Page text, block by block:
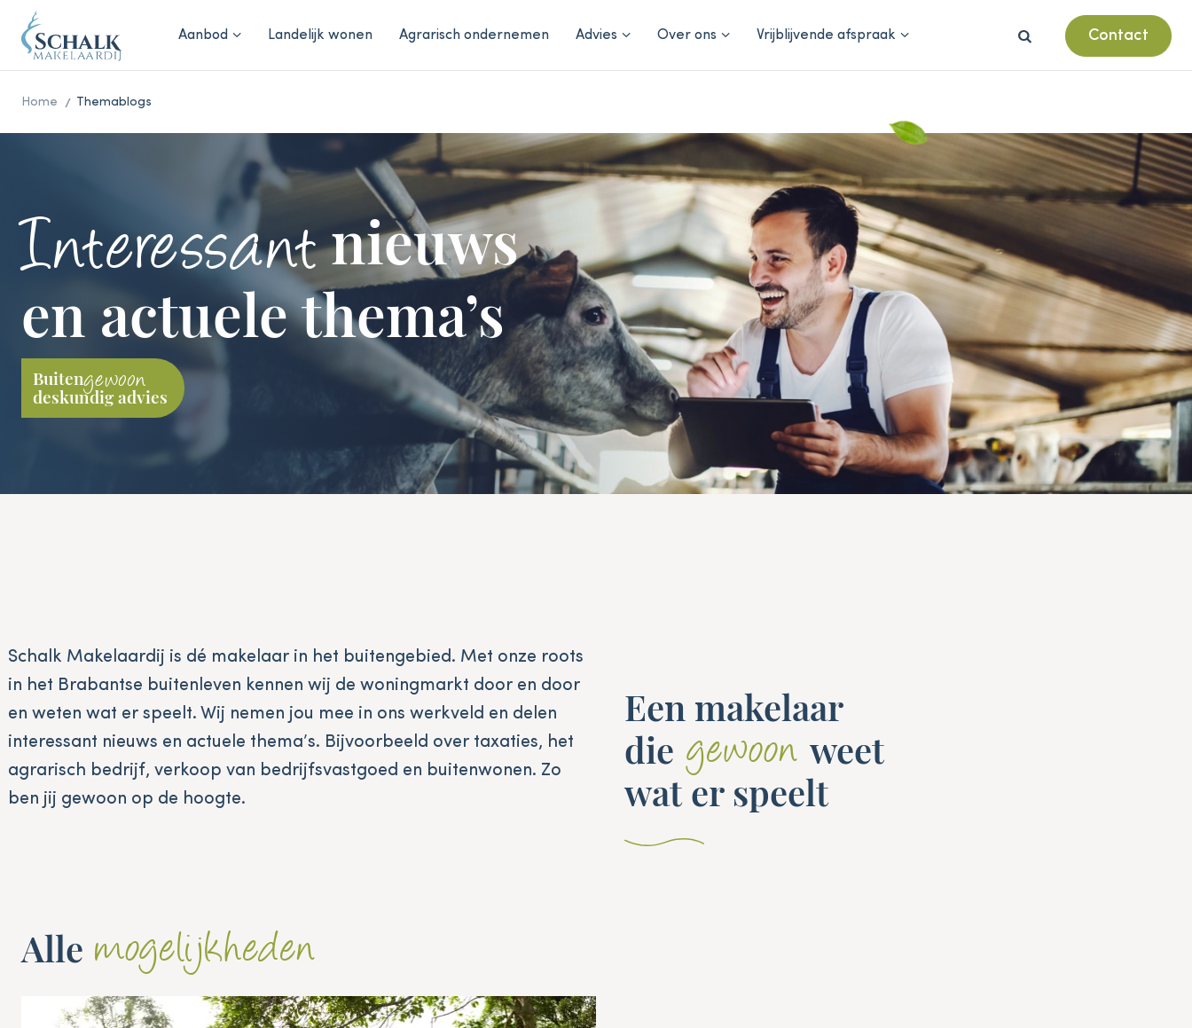
Aanbod Landelijk wonen Agrarisch ondernemen Advies Over ons Vrijblijvende afspraak  Contact
Home Themablogs
Interessantnieuws
en actuele thema’s
Buitengewoon
deskundig advies
Schalk Makelaardij is dé makelaar in het buitengebied. Met onze roots
in het Brabantse buitenleven kennen wij de woningmarkt door en door
en weten wat er speelt. Wij nemen jou mee in ons werkveld en delen
interessant nieuws en actuele thema’s. Bijvoorbeeld over taxaties, het
agrarisch bedrijf, verkoop van bedrijfsvastgoed en buitenwonen. Zo
ben jij gewoon op de hoogte.
Een makelaar
die gewoon weet
wat er speelt
Alle mogelijkheden